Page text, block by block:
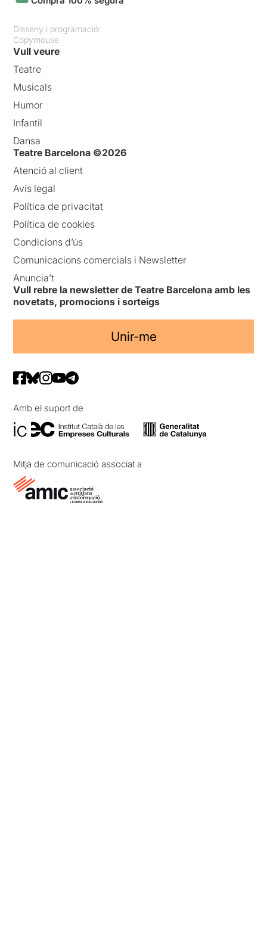
Disseny i programació:
Copymouse
Vull veure
Teatre
Musicals
Humor
Infantil
Dansa
Teatre Barcelona ©2026
Atenció al client
Avís legal
Política de privacitat
Política de cookies
Condicions d’ús
Comunicacions comercials i Newsletter
Anuncia’t
Vull rebre la newsletter de Teatre Barcelona amb les
novetats, promocions i sorteigs
Unir-me
Amb el suport de
Mitjà de comunicació associat a